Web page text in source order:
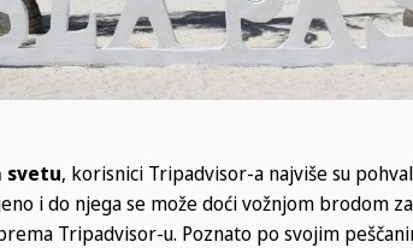
svetu, korisnici Tripadvisor-a najviše su
i do njega se može doći vožnjom brodom
Tripadvisor-u. Poznato po svojim